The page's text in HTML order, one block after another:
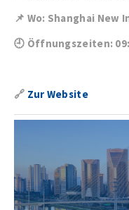
📌 Wo: Shanghai New
🕘 Öffnungszeiten:
🔗 Zur Website